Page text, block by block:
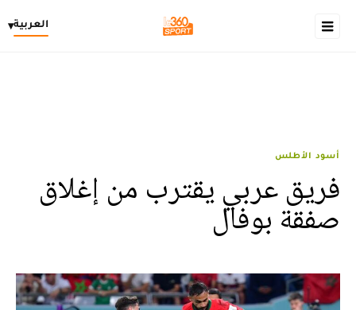
العربية▾
أسود الأطلس
فريق عربي يقترب من إغلاق
صفقة بوفال